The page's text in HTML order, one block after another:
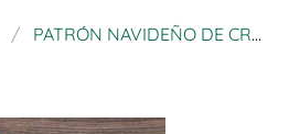
PATRÓN NAVIDEÑO DE CROCHET PARA BASTIDOR